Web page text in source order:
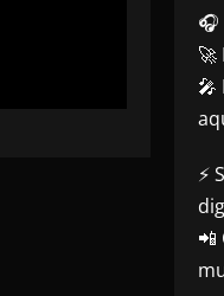
🎧
🚀
🎤
⚡
📲